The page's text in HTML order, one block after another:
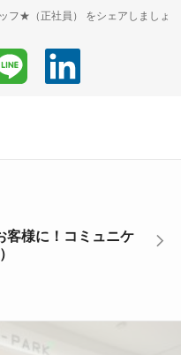
フ★（正社員） をシェアしましょ
様に！コミュニケ